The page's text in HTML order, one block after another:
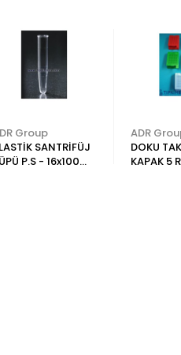
Group
SANTRİFÜJ
P.S - 16x100
ADR
DOKU
KAPAK 5